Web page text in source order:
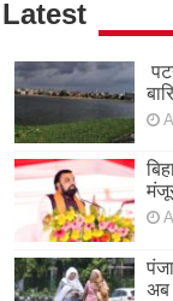
Latest
अब